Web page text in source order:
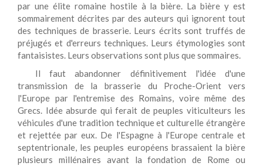
par une élite romaine hostile à la bière. La bière y est
sommairement décrites par des auteurs qui ignorent tout
des techniques de brasserie. Leurs écrits sont truffés de
préjugés et d'erreurs techniques. Leurs étymologies sont
fantaisistes. Leurs observations sont plus que sommaires.
Il faut abandonner définitivement l'idée d'une
transmission de la brasserie du Proche-Orient vers
l'Europe par l'entremise des Romains, voire même des
Grecs. Idée absurde qui ferait de peuples viticulteurs les
véhicules d'une tradition technique et culturelle étrangère
et rejettée par eux. De l'Espagne à l'Europe centrale et
septentrionale, les peuples européens brassaient la bière
plusieurs millénaires avant la fondation de Rome ou